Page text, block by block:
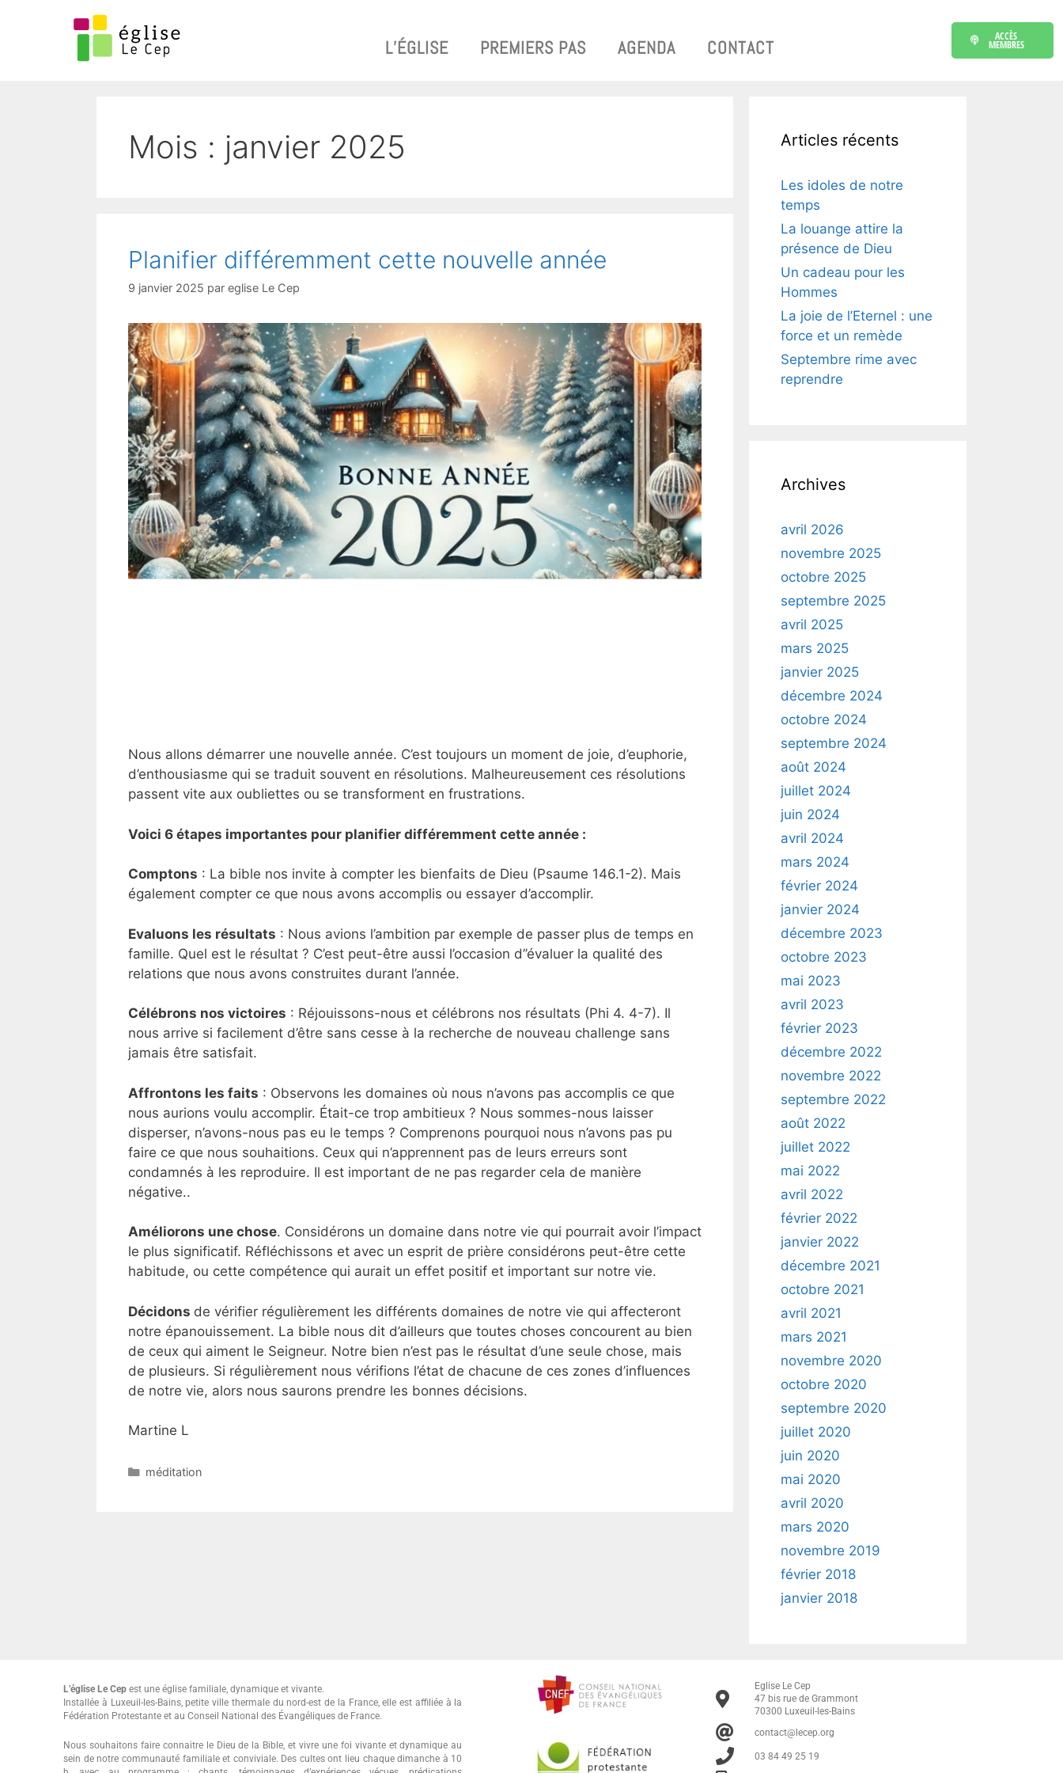
L’ÉGLISE PREMIERS PAS AGENDA CONTACT
ACCÈS
MEMBRES
Mois : janvier 2025
Planifier différemment cette nouvelle année
9 janvier 2025 par eglise Le Cep
Nous allons démarrer une nouvelle année. C’est toujours un moment de joie, d’euphorie,
d’enthousiasme qui se traduit souvent en résolutions. Malheureusement ces résolutions
passent vite aux oubliettes ou se transforment en frustrations.
Voici 6 étapes importantes pour planifier différemment cette année :
Comptons : La bible nos invite à compter les bienfaits de Dieu (Psaume 146.1-2). Mais
également compter ce que nous avons accomplis ou essayer d’accomplir.
Evaluons les résultats : Nous avions l’ambition par exemple de passer plus de temps en
famille. Quel est le résultat ? C’est peut-être aussi l’occasion d’’évaluer la qualité des
relations que nous avons construites durant l’année.
Célébrons nos victoires : Réjouissons-nous et célébrons nos résultats (Phi 4. 4-7). Il
nous arrive si facilement d’être sans cesse à la recherche de nouveau challenge sans
jamais être satisfait.
Affrontons les faits : Observons les domaines où nous n’avons pas accomplis ce que
nous aurions voulu accomplir. Était-ce trop ambitieux ? Nous sommes-nous laisser
disperser, n’avons-nous pas eu le temps ? Comprenons pourquoi nous n’avons pas pu
faire ce que nous souhaitions. Ceux qui n’apprennent pas de leurs erreurs sont
condamnés à les reproduire. Il est important de ne pas regarder cela de manière
négative..
Améliorons une chose. Considérons un domaine dans notre vie qui pourrait avoir l’impact
le plus significatif. Réfléchissons et avec un esprit de prière considérons peut-être cette
habitude, ou cette compétence qui aurait un effet positif et important sur notre vie.
Décidons de vérifier régulièrement les différents domaines de notre vie qui affecteront
notre épanouissement. La bible nous dit d’ailleurs que toutes choses concourent au bien
de ceux qui aiment le Seigneur. Notre bien n’est pas le résultat d’une seule chose, mais
de plusieurs. Si régulièrement nous vérifions l’état de chacune de ces zones d’influences
de notre vie, alors nous saurons prendre les bonnes décisions.
Martine L
méditation
Articles récents
Les idoles de notre
temps
La louange attire la
présence de Dieu
Un cadeau pour les
Hommes
La joie de l’Eternel : une
force et un remède
Septembre rime avec
reprendre
Archives
avril 2026
novembre 2025
octobre 2025
septembre 2025
avril 2025
mars 2025
janvier 2025
décembre 2024
octobre 2024
septembre 2024
août 2024
juillet 2024
juin 2024
avril 2024
mars 2024
février 2024
janvier 2024
décembre 2023
octobre 2023
mai 2023
avril 2023
février 2023
décembre 2022
novembre 2022
septembre 2022
août 2022
juillet 2022
mai 2022
avril 2022
février 2022
janvier 2022
décembre 2021
octobre 2021
avril 2021
mars 2021
novembre 2020
octobre 2020
septembre 2020
juillet 2020
juin 2020
mai 2020
avril 2020
mars 2020
novembre 2019
février 2018
janvier 2018
L’église Le Cep est une église familiale, dynamique et vivante.
Installée à Luxeuil-les-Bains, petite ville thermale du nord-est de la France, elle est affiliée à la
Fédération Protestante et au Conseil National des Évangéliques de France.
Nous souhaitons faire connaitre le Dieu de la Bible, et vivre une foi vivante et dynamique au
sein de notre communauté familiale et conviviale. Des cultes ont lieu chaque dimanche à 10
Eglise Le Cep
47 bis rue de Grammont
70300 Luxeuil-les-Bains
contact@lecep.org
03 84 49 25 19